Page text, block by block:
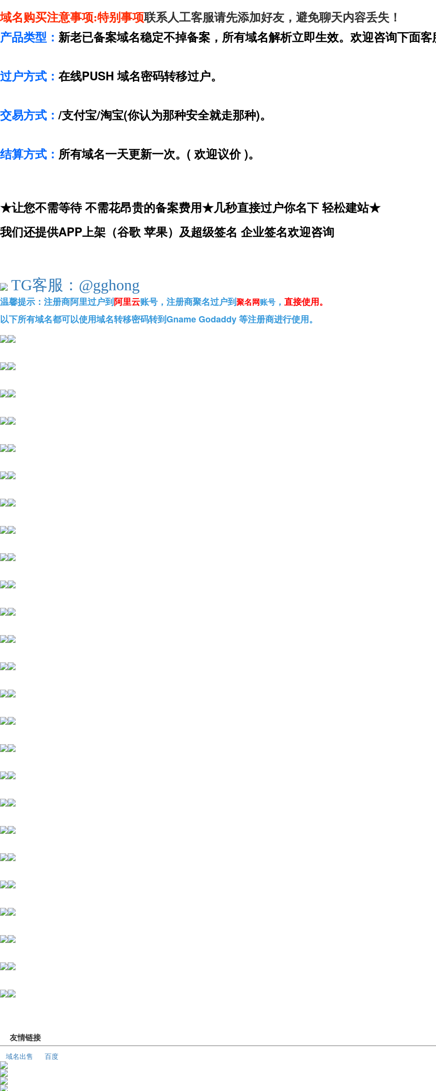
域名购买注意事项:特别事项联系人工客服请先添加好友，避免聊天内容丢失！
产品类型： 新老已备案域名稳定不掉备案，所有域名解析立即生效。欢迎咨询下面
过户方式： 在线PUSH 域名密码转移过户。
交易方式：/支付宝/淘宝(你认为那种安全就走那种)。
结算方式： 所有域名一天更新一次。( 欢迎议价 )。
★让您不需等待 不需花昂贵的备案费用★几秒直接过户你名下 轻松建站★
我们还提供APP上架（谷歌 苹果）及超级签名 企业签名欢迎咨询
TG客服：@gghong
温馨提示： 注册商阿里过户到阿里云账号 ，注册商聚名过户到聚名网账号 ， 直接使用。
以下所有域名都可以使用域名转移密码转到Gname Godaddy 等注册商进行使用。
友情链接
域名出售 百度